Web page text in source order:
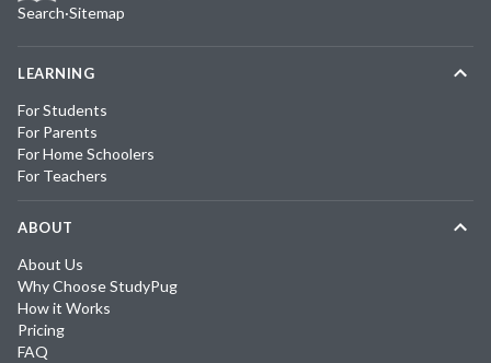
Search·Sitemap
LEARNING
For Students
For Parents
For Home Schoolers
For Teachers
ABOUT
About Us
Why Choose StudyPug
How it Works
Pricing
FAQ